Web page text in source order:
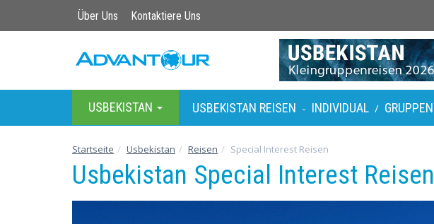
Über Uns Kontaktiere Uns
USBEKISTAN USBEKISTAN REISEN - INDIVIDUAL / GRUPPEN
Startseite Usbekistan Reisen Special Interest Reisen
Usbekistan Special Interest Reisen